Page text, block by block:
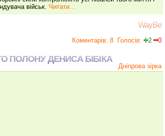
військ. Читати...
WayBe
Коментарів: 8 Голосів: 2 0
ПОЛОНУ ДЕНИСА БІБІКА
Дніпрова зірка